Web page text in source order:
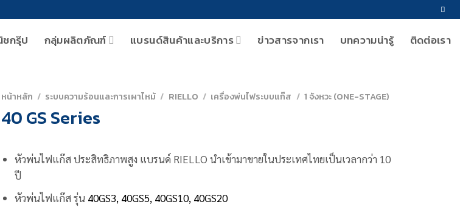
ชกรุ๊ป กลุ่มผลิตภัณฑ์ แบรนด์สินค้าและบริการ ข่าวสารจากเรา บทความน่ารู้ ติดต่อเรา
หน้าหลัก / ระบบความร้อนและการเผาไหม้ / RIELLO / เครื่องพ่นไฟระบบแก๊ส / 1 จังหวะ (ONE-STAGE)
40 GS Series
หัวพ่นไฟแก๊ส ประสิทธิภาพสูง แบรนด์ RIELLO นำเข้ามาขายในประเทศไทยเป็นเวลากว่า 10
ปี
หัวพ่นไฟแก๊ส รุ่น 40GS3, 40GS5, 40GS10, 40GS20